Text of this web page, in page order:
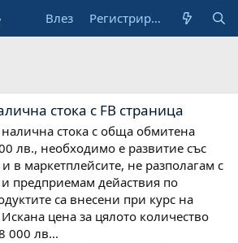
Влез Регистрирай се
стока с FB страница
налична стока с обща обмитена
лв., необходимо е развитие със
и в маркетплейсите, не разполагам с
и предприемам дейаствия по
са внесени при курс на
цена за цялото количество
000 лв...